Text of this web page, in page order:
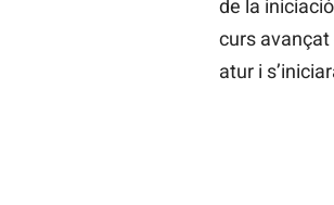
de la
curs avançat
atur i